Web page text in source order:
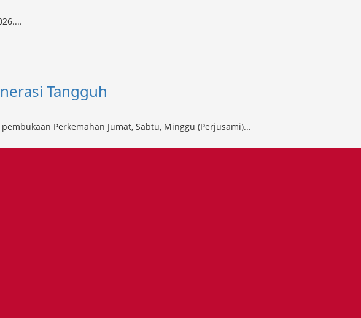
Tangguh
Perkemahan Jumat, Sabtu, Minggu (Perjusami)...